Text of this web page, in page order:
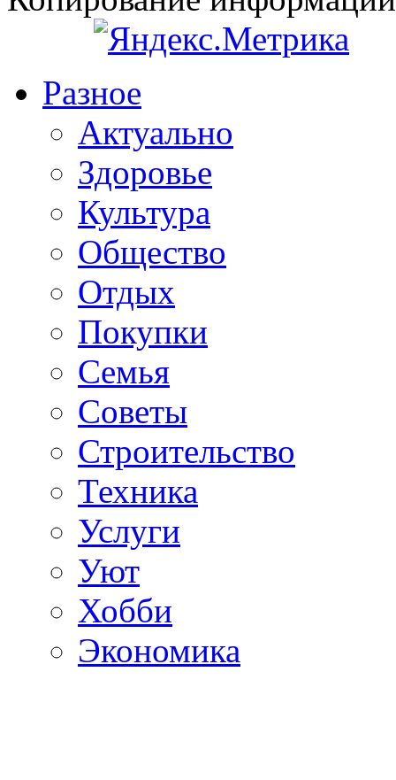
Разное
Актуально
Здоровье
Культура
Общество
Отдых
Покупки
Семья
Советы
Строительство
Техника
Услуги
Уют
Хобби
Экономика